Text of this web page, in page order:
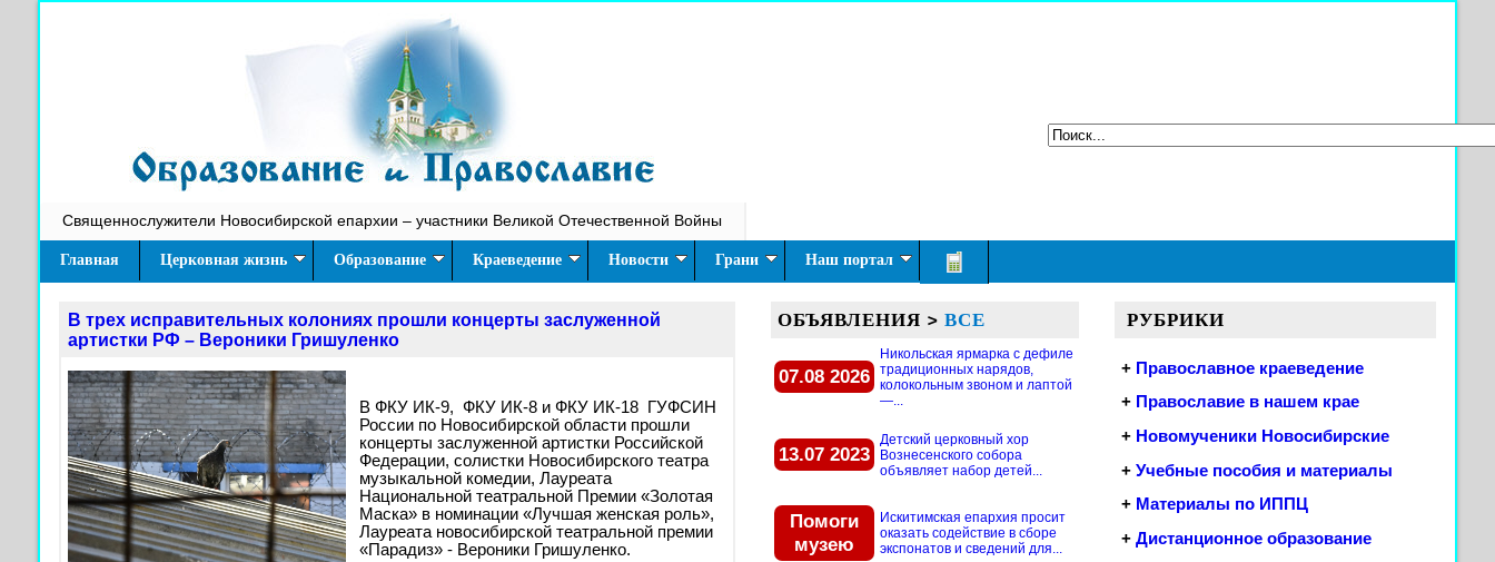
Священнослужители Новосибирской епархии – участники Великой Отечественной Войны
Главная Церковная жизнь Образование Краеведение Новости Грани Наш портал
В трех исправительных колониях прошли концерты заслуженной
артистки РФ – Вероники Гришуленко
В ФКУ ИК-9, ФКУ ИК-8 и ФКУ ИК-18 ГУФСИН
России по Новосибирской области прошли
концерты заслуженной артистки Российской
Федерации, солистки Новосибирского театра
музыкальной комедии, Лауреата
Национальной театральной Премии «Золотая
Маска» в номинации «Лучшая женская роль»,
Лауреата новосибирской театральной премии
«Парадиз» - Вероники Гришуленко.
ОБЪЯВЛЕНИЯ > ВСЕ
07.08 2026
Никольская ярмарка с дефиле
традиционных нарядов,
колокольным звоном и лаптой
—...
13.07 2023
Детский церковный хор
Вознесенского собора
объявляет набор детей...
Помоги
музею
Искитимская епархия просит
оказать содействие в сборе
экспонатов и сведений для...
РУБРИКИ
+ Православное краеведение
+ Православие в нашем крае
+ Новомученики Новосибирские
+ Учебные пособия и материалы
+ Материалы по ИППЦ
+ Дистанционное образование